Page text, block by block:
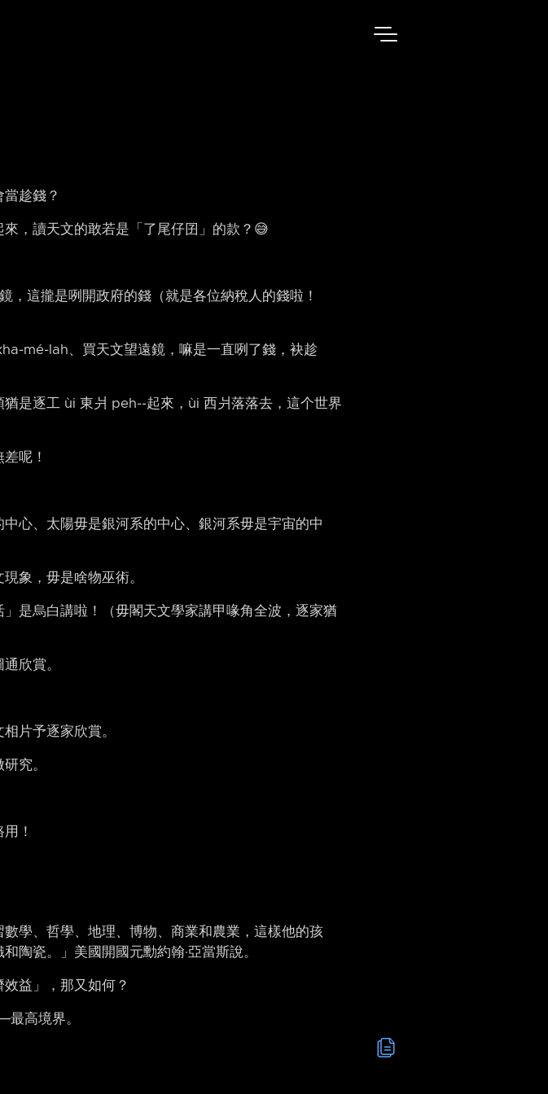
趁錢？
，讀天文的敢若是「了尾仔囝」的款？😅
，這攏是咧開政府的錢（就是各位納稅人的錢啦！
mé-lah、買天文望遠鏡，嘛是一直咧了錢，袂趁
是逐工 ùi 東爿 peh-⁠-起來，ùi 西爿落落去，這个世界
呢！
心、太陽毋是銀河系的中心、銀河系毋是宇宙的中
象，毋是啥物巫術。
是烏白講啦！（毋閣天文學家講甲喙角全波，逐家猶
欣賞。
片予逐家欣賞。
究。
！
學、哲學、地理、博物、商業和農業，這樣他的孩
陶瓷。」美國開國元勳約翰·亞當斯說。
益」，那又如何？
最高境界。